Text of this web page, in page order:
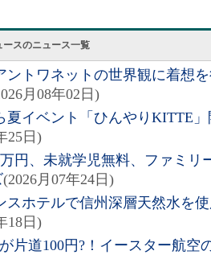
スのニュース一覧
ントワネットの世界観に着想
月08年02日)
夏イベント「ひんやりKITTE
25日)
円、未就学児無料、ファミリ
(2026月07年24日)
スホテルで信州深層天然水を
18日)
片道100円?！イースター航空